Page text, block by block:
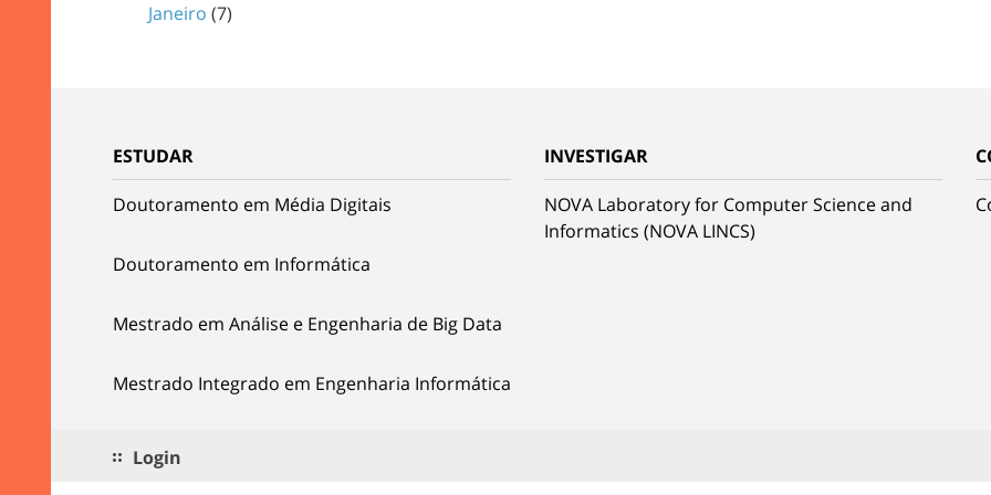
Janeiro (7)
ESTUDAR
Doutoramento em Média Digitais
Doutoramento em Informática
Mestrado em Análise e Engenharia de Big Data
Mestrado Integrado em Engenharia Informática
INVESTIGAR
NOVA Laboratory for Computer Science and
Informatics (NOVA LINCS)
Login